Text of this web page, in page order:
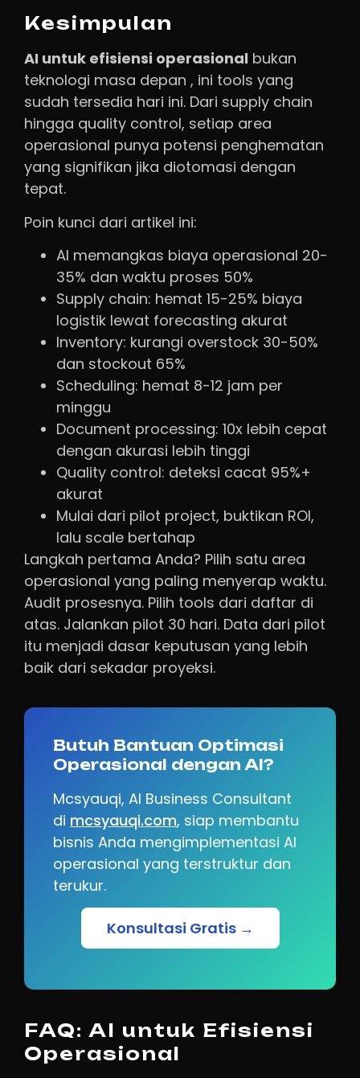
Kesimpulan
AI untuk efisiensi operasional bukan
teknologi masa depan , ini tools yang
sudah tersedia hari ini. Dari supply chain
hingga quality control, setiap area
operasional punya potensi penghematan
yang signifikan jika diotomasi dengan
tepat.
Poin kunci dari artikel ini:
AI memangkas biaya operasional 20-
35% dan waktu proses 50%
Supply chain: hemat 15-25% biaya
logistik lewat forecasting akurat
Inventory: kurangi overstock 30-50%
dan stockout 65%
Scheduling: hemat 8-12 jam per
minggu
Document processing: 10x lebih cepat
dengan akurasi lebih tinggi
Quality control: deteksi cacat 95%+
akurat
Mulai dari pilot project, buktikan ROI,
lalu scale bertahap
Langkah pertama Anda? Pilih satu area
operasional yang paling menyerap waktu.
Audit prosesnya. Pilih tools dari daftar di
atas. Jalankan pilot 30 hari. Data dari pilot
itu menjadi dasar keputusan yang lebih
baik dari sekadar proyeksi.
Butuh Bantuan Optimasi
Operasional dengan AI?
Mcsyauqi, AI Business Consultant
di mcsyauqi.com, siap membantu
bisnis Anda mengimplementasi AI
operasional yang terstruktur dan
terukur.
Konsultasi Gratis →
FAQ: AI untuk Efisiensi
Operasional